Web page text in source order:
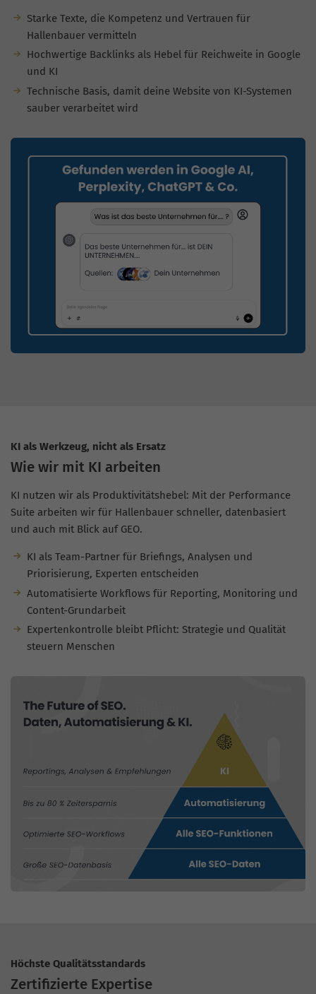
Starke Texte, die Kompetenz und Vertrauen für
Hallenbauer vermitteln
Hochwertige Backlinks als Hebel für Reichweite in Google
und KI
Technische Basis, damit deine Website von KI-Systemen
sauber verarbeitet wird
KI als Werkzeug, nicht als Ersatz
Wie wir mit KI arbeiten
KI nutzen wir als Produktivitätshebel: Mit der Performance
Suite arbeiten wir für Hallenbauer schneller, datenbasiert
und auch mit Blick auf GEO.
KI als Team-Partner für Briefings, Analysen und
Priorisierung, Experten entscheiden
Automatisierte Workflows für Reporting, Monitoring und
Content-Grundarbeit
Expertenkontrolle bleibt Pflicht: Strategie und Qualität
steuern Menschen
Höchste Qualitätsstandards
Zertifizierte Expertise